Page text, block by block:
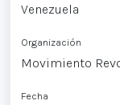
Venezuela
Organización
Movimiento
Fecha